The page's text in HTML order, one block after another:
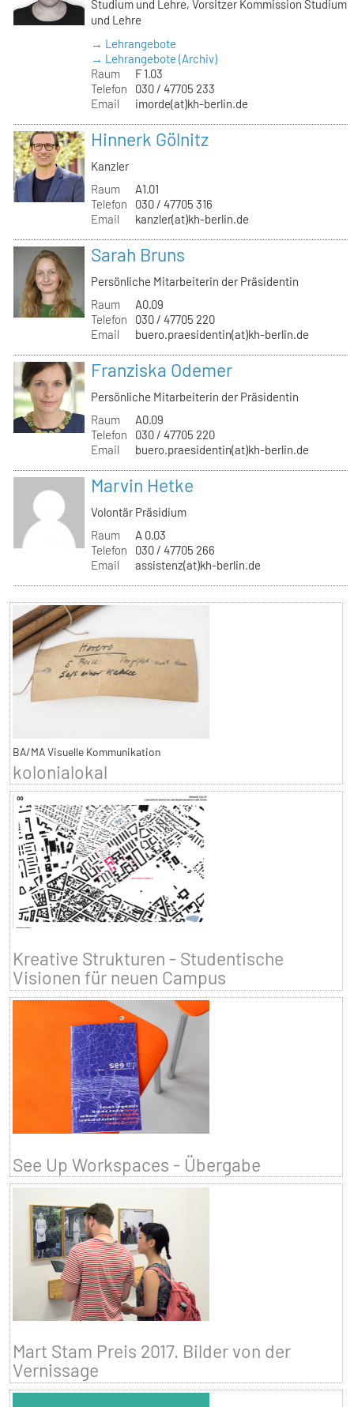
Studium und Lehre, Vorsitzer Kommission Studium
und Lehre
→ Lehrangebote
→ Lehrangebote (Archiv)
Raum
F 1.03
Telefon
030 / 47705 233
Email
imorde(at)kh-berlin.de
Hinnerk Gölnitz
Kanzler
Raum
A1.01
Telefon
030 / 47705 316
Email
kanzler(at)kh-berlin.de
Sarah Bruns
Persönliche Mitarbeiterin der Präsidentin
Raum
A0.09
Telefon
030 / 47705 220
Email
buero.praesidentin(at)kh-berlin.de
Franziska Odemer
Persönliche Mitarbeiterin der Präsidentin
Raum
A0.09
Telefon
030 / 47705 220
Email
buero.praesidentin(at)kh-berlin.de
Marvin Hetke
Volontär Präsidium
Raum
A 0.03
Telefon
030 / 47705 266
Email
assistenz(at)kh-berlin.de
BA/MA Visuelle Kommunikation
kolonialokal
Kreative Strukturen - Studentische
Visionen für neuen Campus
See Up Workspaces - Übergabe
Mart Stam Preis 2017. Bilder von der
Vernissage